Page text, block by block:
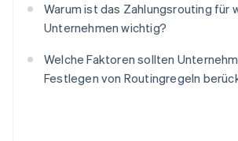
Warum ist das Zahlungsrouting für
Unternehmen wichtig?
Welche Faktoren sollten
Festlegen von Routingregeln